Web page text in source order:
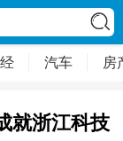
汽车 房
就浙江科技